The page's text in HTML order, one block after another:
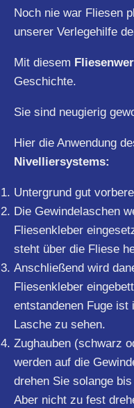
Noch nie war Fliesen
unserer Verlegehilfe
Mit diesem
Geschichte.
Sie sind neugierig
Hier die Anwendung
Nivelliersystems:
Untergrund gut
Die Gewindelaschen
Fliesenkleber
steht über die Fliese
Anschließend wird
Fliesenkleber
entstandenen Fuge ist
Lasche zu sehen.
Zughauben (schwarz
werden auf die
drehen Sie solange
Aber nicht zu fest